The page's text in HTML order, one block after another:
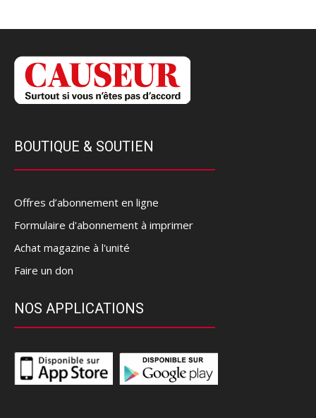
BOUTIQUE & SOUTIEN
Offres d’abonnement en ligne
Formulaire d'abonnement à imprimer
Achat magazine à l'unité
Faire un don
NOS APPLICATIONS